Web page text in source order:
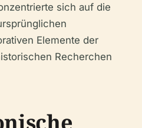
sich auf die
Elemente der
Recherchen